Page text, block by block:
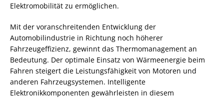
Elektromobilität zu ermöglichen.
Mit der voranschreitenden Entwicklung der
Automobilindustrie in Richtung noch höherer
Fahrzeugeffizienz, gewinnt das Thermomanagement an
Bedeutung. Der optimale Einsatz von Wärmeenergie beim
Fahren steigert die Leistungsfähigkeit von Motoren und
anderen Fahrzeugsystemen. Intelligente
Elektronikkomponenten gewährleisten in diesem